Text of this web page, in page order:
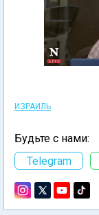
ИЗРАИЛЬ
Будьте с нами:
Telegram